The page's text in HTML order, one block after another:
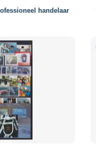
handelaar